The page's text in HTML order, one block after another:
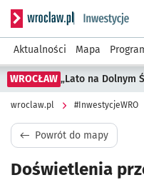
Serwis informacyjny
Aktualności Mapa
WROCŁAW „Lato na Dolnym
wroclaw.pl #InwestycjeWRO
Powrót do mapy
Doświetlenia